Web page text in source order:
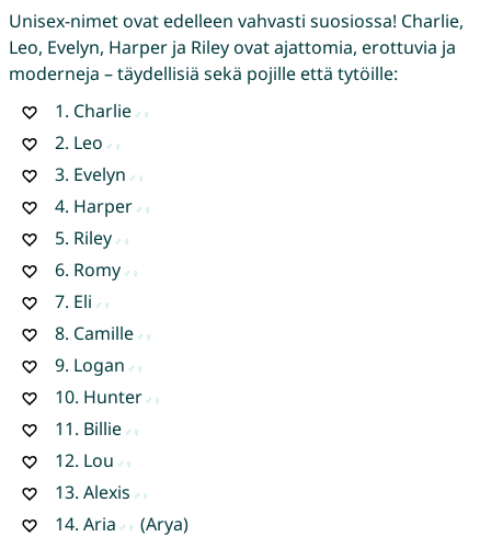
Unisex-nimet ovat edelleen vahvasti suosiossa! Charlie,
Leo, Evelyn, Harper ja Riley ovat ajattomia, erottuvia ja
moderneja – täydellisiä sekä pojille että tytöille:
1. Charlie
2. Leo
3. Evelyn
4. Harper
5. Riley
6. Romy
7. Eli
8. Camille
9. Logan
10. Hunter
11. Billie
12. Lou
13. Alexis
14. Aria
(Arya)